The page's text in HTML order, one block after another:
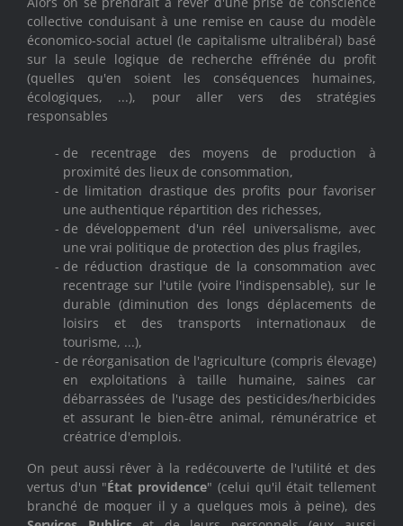
collective conduisant à une remise en cause du modèle
économico-social actuel (le capitalisme ultralibéral) basé
sur la seule logique de recherche effrénée du profit
(quelles qu'en soient les conséquences humaines,
écologiques, ...), pour aller vers des stratégies
responsables
de recentrage des moyens de production à
proximité des lieux de consommation,
de limitation drastique des profits pour favoriser
une authentique répartition des richesses,
de développement d'un réel universalisme, avec
une vrai politique de protection des plus fragiles,
de réduction drastique de la consommation avec
recentrage sur l'utile (voire l'indispensable), sur le
durable (diminution des longs déplacements de
loisirs et des transports internationaux de
tourisme, ...),
de réorganisation de l'agriculture (compris élevage)
en exploitations à taille humaine, saines car
débarrassées de l'usage des pesticides/herbicides
et assurant le bien-être animal, rémunératrice et
créatrice d'emplois.
On peut aussi rêver à la redécouverte de l'utilité et des
vertus d'un "État providence" (celui qu'il était tellement
branché de moquer il y a quelques mois à peine), des